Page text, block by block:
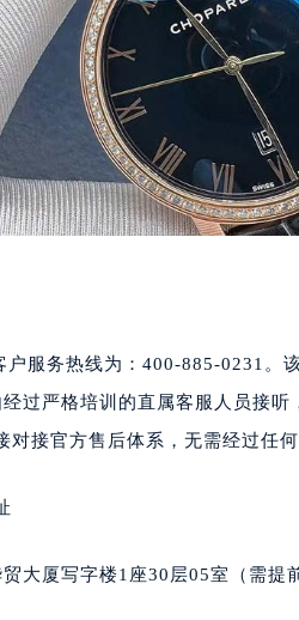
东路95号华润大厦写字楼B座11
路128-1号恒力城写字楼15层03
东路6号SAC东原中心写字楼24
桥步行街2号融恒时代广场写字楼
台街道建湘路393号世茂环球金
路10号华润大厦写字楼29层2905
路15号亨得利名表服务中心（品
路83号亨得利名表服务中心（品
路1067号置信广场10层1015室（
路15号国际金融大厦7层G室（需
五路57号万科金融中心C座12层
中路139号恒隆广场写字楼1座11
区星港街199号苏州中心办公楼C
服务热线为：400-885-0231。
过严格培训的直属客服人员接
接官方售后体系，无需经过任何
大厦写字楼1座30层05室（需提